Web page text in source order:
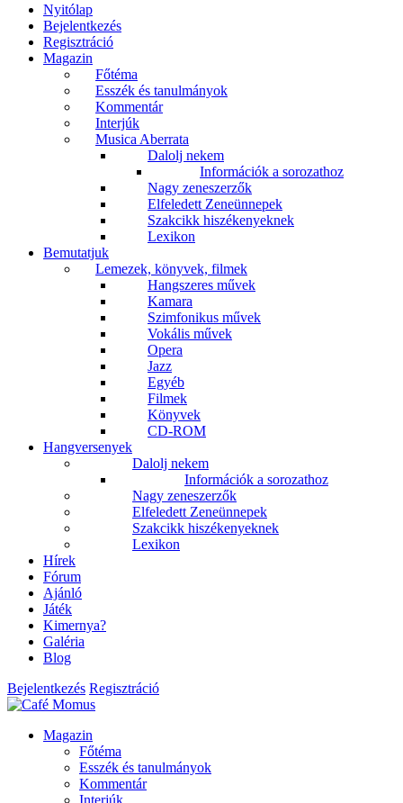
Nyitólap
Bejelentkezés
Regisztráció
Magazin
Főtéma
Esszék és tanulmányok
Kommentár
Interjúk
Musica Aberrata
Dalolj nekem
Információk a sorozathoz
Nagy zeneszerzők
Elfeledett Zeneünnepek
Szakcikk hiszékenyeknek
Lexikon
Bemutatjuk
Lemezek, könyvek, filmek
Hangszeres művek
Kamara
Szimfonikus művek
Vokális művek
Opera
Jazz
Egyéb
Filmek
Könyvek
CD-ROM
Hangversenyek
Dalolj nekem
Információk a sorozathoz
Nagy zeneszerzők
Elfeledett Zeneünnepek
Szakcikk hiszékenyeknek
Lexikon
Hírek
Fórum
Ajánló
Játék
Kimernya?
Galéria
Blog
Bejelentkezés Regisztráció
Magazin
Főtéma
Esszék és tanulmányok
Kommentár
Interjúk